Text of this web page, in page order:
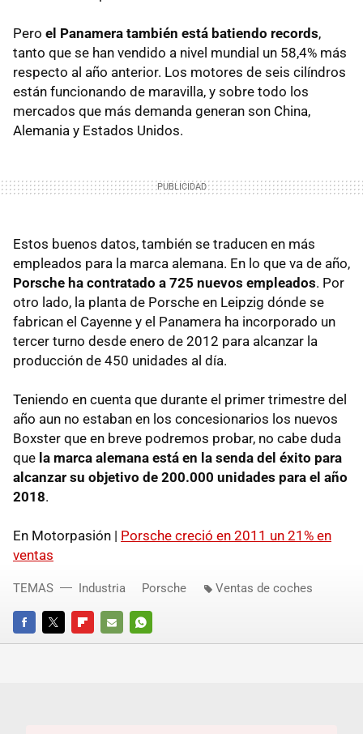
Pero el Panamera también está batiendo records,
tanto que se han vendido a nivel mundial un 58,4% más
respecto al año anterior. Los motores de seis cilíndros
están funcionando de maravilla, y sobre todo los
mercados que más demanda generan son China,
Alemania y Estados Unidos.
Estos buenos datos, también se traducen en más
empleados para la marca alemana. En lo que va de año,
Porsche ha contratado a 725 nuevos empleados. Por
otro lado, la planta de Porsche en Leipzig dónde se
fabrican el Cayenne y el Panamera ha incorporado un
tercer turno desde enero de 2012 para alcanzar la
producción de 450 unidades al día.
Teniendo en cuenta que durante el primer trimestre del
año aun no estaban en los concesionarios los nuevos
Boxster que en breve podremos probar, no cabe duda
que la marca alemana está en la senda del éxito para
alcanzar su objetivo de 200.000 unidades para el año
2018.
En Motorpasión | Porsche creció en 2011 un 21% en
ventas
FACEBOOKTWITTERFLIPBOARD
E-
WHATSAPP
TEMAS Industria Porsche Ventas de coches